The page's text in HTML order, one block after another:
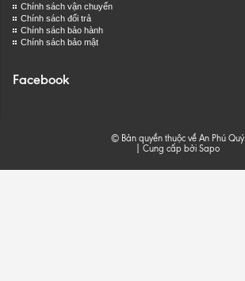
Chính sách vận chuyển
Chính sách đổi trả
Chính sách bảo hành
Chính sách bảo mật
Facebook
© Bản quyền thuộc về An Phú Quý
Cung cấp bởi Sapo